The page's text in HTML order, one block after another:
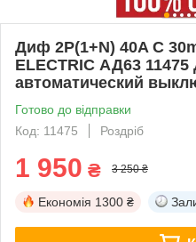
Диф 2P(1+N) 40A C
ELECTRIC АД63
автоматический
Готово до відправки
Код: 11475
Роздріб
1 950 ₴ 3 250 ₴
Економія 1300 ₴